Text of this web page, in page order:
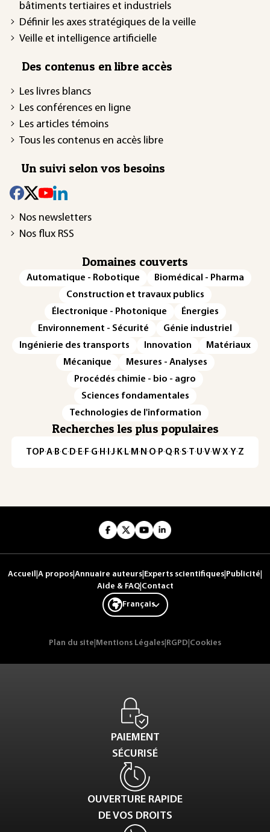
bâtiments tertiaires et industriels
Définir les axes stratégiques de la veille
Veille et intelligence artificielle
Des contenus en libre accès
Les livres blancs
Les conférences en ligne
Les articles témoins
Tous les contenus en accès libre
Un suivi selon vos besoins
Nos newsletters
Nos flux RSS
Domaines couverts
Automatique - Robotique
Biomédical - Pharma
Construction et travaux publics
Électronique - Photonique
Énergies
Environnement - Sécurité
Génie industriel
Ingénierie des transports
Innovation
Matériaux
Mécanique
Mesures - Analyses
Procédés chimie - bio - agro
Sciences fondamentales
Technologies de l'information
Recherches les plus populaires
TOP·A·B·C·D·E·F·G·H·I·J·K·L·M·N·O·P·Q·R·S·T·U·V·W·X·Y·Z
Accueil A propos Annuaire auteurs Experts scientifiques Publicité
Aide & FAQ| Contact
Français
Plan du site Mentions Légales RGPD Cookies
PAIEMENT
SÉCURISÉ
OUVERTURE RAPIDE
DE VOS DROITS